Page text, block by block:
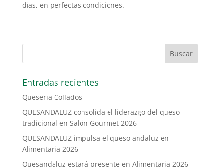
días, en perfectas condiciones.
Entradas recientes
Quesería Collados
QUESANDALUZ consolida el liderazgo del queso
tradicional en Salón Gourmet 2026
QUESANDALUZ impulsa el queso andaluz en
Alimentaria 2026
Quesandaluz estará presente en Alimentaria 2026